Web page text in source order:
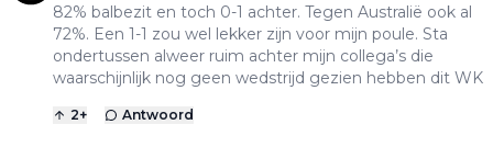
82% balbezit en toch 0-1 achter. Tegen Australië ook al
72%. Een 1-1 zou wel lekker zijn voor mijn poule. Sta
ondertussen alweer ruim achter mijn collega’s die
waarschijnlijk nog geen wedstrijd gezien hebben dit WK
2+ Antwoord